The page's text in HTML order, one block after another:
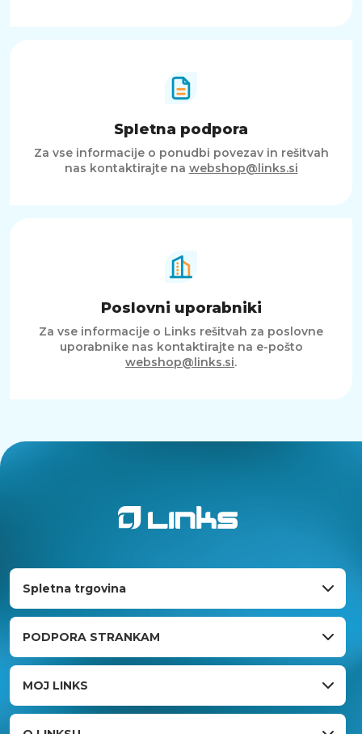
Spletna podpora
Za vse informacije o ponudbi povezav in rešitvah
nas kontaktirajte na webshop@links.si
Poslovni uporabniki
Za vse informacije o Links rešitvah za poslovne
uporabnike nas kontaktirajte na e-pošto
webshop@links.si.
Spletna trgovina
PODPORA STRANKAM
MOJ LINKS